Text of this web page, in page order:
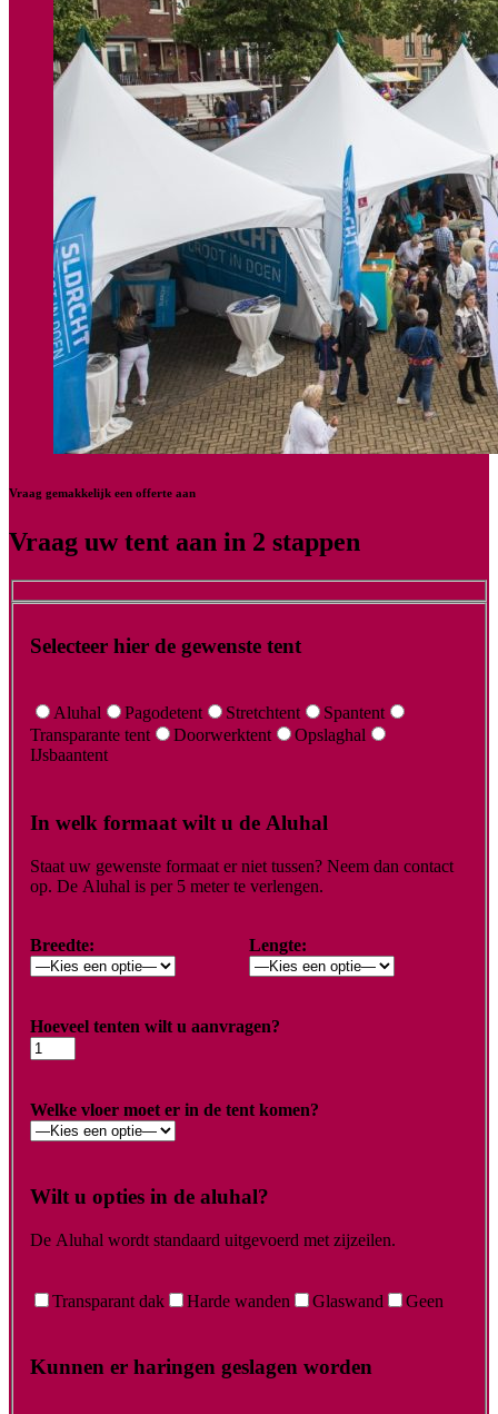
Vraag gemakkelijk een offerte aan
Vraag uw tent aan in 2 stappen
Selecteer hier de gewenste tent
Aluhal Pagodetent Stretchtent
Spantent
Transparante tent
Doorwerktent
Opslaghal
IJsbaantent
In welk formaat wilt u de Aluhal
Staat uw gewenste formaat er niet tussen? Neem dan contact
op. De Aluhal is per 5 meter te verlengen.
Breedte: Lengte:
Hoeveel tenten wilt u aanvragen?
Welke vloer moet er in de tent komen?
Wilt u opties in de aluhal?
De Aluhal wordt standaard uitgevoerd met zijzeilen.
Transparant dak Harde wanden Glaswand Geen
Kunnen er haringen geslagen worden